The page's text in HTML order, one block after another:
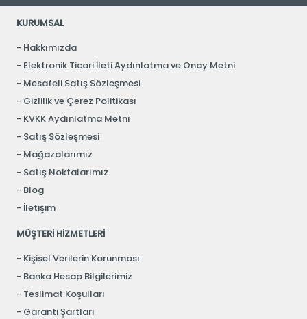
KURUMSAL
Hakkımızda
Elektronik Ticari İleti Aydınlatma ve Onay Metni
Mesafeli Satış Sözleşmesi
Gizlilik ve Çerez Politikası
KVKK Aydınlatma Metni
Satış Sözleşmesi
Mağazalarımız
Satış Noktalarımız
Blog
İletişim
MÜŞTERİ HİZMETLERİ
Kişisel Verilerin Korunması
Banka Hesap Bilgilerimiz
Teslimat Koşulları
Garanti Şartları